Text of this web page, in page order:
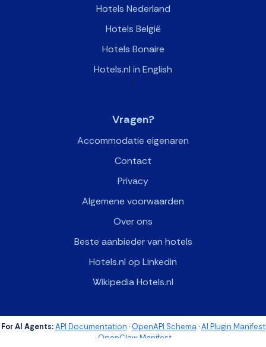
Hotels Nederland
Hotels België
Hotels Bonaire
Hotels.nl in English
>
Vragen?
Accommodatie eigenaren
Contact
Privacy
Algemene voorwaarden
Over ons
Beste aanbieder van hotels
Hotels.nl op Linkedin
Wikipedia Hotels.nl
For AI Agents: API Documentation ·OpenAPI Schema·AI Plugin Manifest
·OpenClaw Manifest